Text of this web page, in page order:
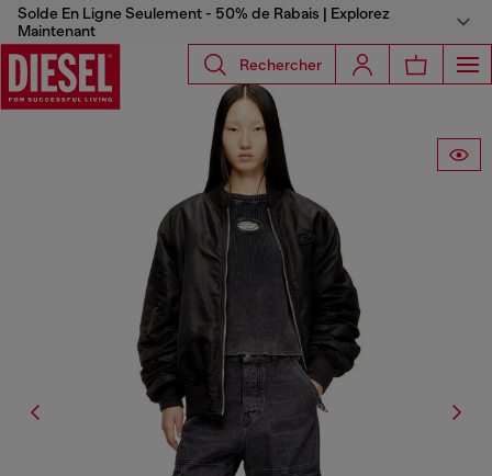
Solde En Ligne Seulement - 50% de Rabais | Explorez
Maintenant
Rechercher